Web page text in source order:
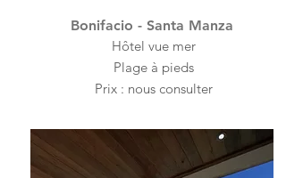
Bonifacio - Santa Manza
Hôtel vue mer
Plage à pieds
Prix : nous consulter